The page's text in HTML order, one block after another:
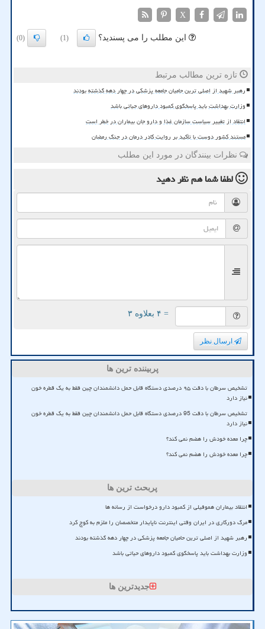
X
این مطلب را می پسندید؟ (1)
(0)
تازه ترین مطالب مرتبط
رهبر شهید از اصلی ترین حامیان جامعه پزشکی در چهار دهه گذشته بودند
وزارت بهداشت باید پاسخگوی کمبود داروهای حیاتی باشد
انتقاد از تغییر سیاست سازمان غذا و دارو جان بیماران در خطر است
مستند کشور دوست با تأکید بر روایت کادر درمان در جنگ رمضان
نظرات بینندگان در مورد این مطلب
لطفا شما همنظر دهید
= ۴ بعلاوه ۳
ارسال نظر
پربیننده ترین ها
تشخیص سرطان با دقت ۹۵ درصدی دستگاه قابل حمل دانشمندان چین فقط به یک قطره خون
نیاز دارد
تشخیص سرطان با دقت 95 درصدی دستگاه قابل حمل دانشمندان چین فقط به یک قطره خون
نیاز دارد
چرا معده خودش را هضم نمی کند؟
چرا معده خودش را هضم نمی کند؟
پربحث ترین ها
انتقاد بیماران هموفیلی از کمبود دارو درخواست از رسانه ها
مرگ دورکاری در ایران وقتی اینترنت ناپایدار متخصصان را ملزم به کوچ کرد
رهبر شهید از اصلی ترین حامیان جامعه پزشکی در چهار دهه گذشته بودند
وزارت بهداشت باید پاسخگوی کمبود داروهای حیاتی باشد
جدیدترین ها